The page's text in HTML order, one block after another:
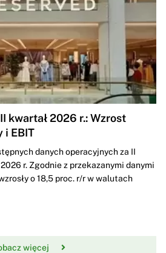
kwartał 2026 r.: Wzrost
i EBIT
danych operacyjnych za II
r. Zgodnie z przekazanymi danymi
o 18,5 proc. r/r w walutach
więcej